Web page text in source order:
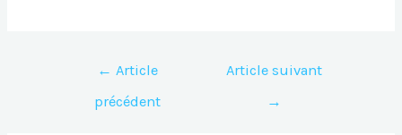
Navigation
l’article
← Article
précédent
Article suivant
→